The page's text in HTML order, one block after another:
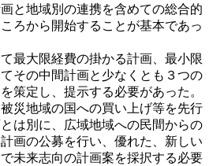
と地域別の連携を含めての総合的
ろから開始することが基本であっ
最大限経費の掛かる計画、最小限
その中間計画と少なくとも３つの
策定し、提示する必要があった。
災地域の国への買い上げ等を先行
は別に、広域地域への民間からの
画の公募を行い、優れた、新しい
未来志向の計画案を採択する必要